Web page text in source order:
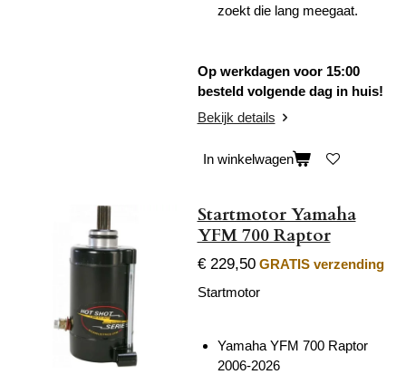
zoekt die lang meegaat.
Op werkdagen voor 15:00
besteld volgende dag in huis!
Bekijk details
In winkelwagen
Startmotor Yamaha
YFM 700 Raptor
€ 229,50 GRATIS verzending
Startmotor
Yamaha YFM 700 Raptor
2006-2026